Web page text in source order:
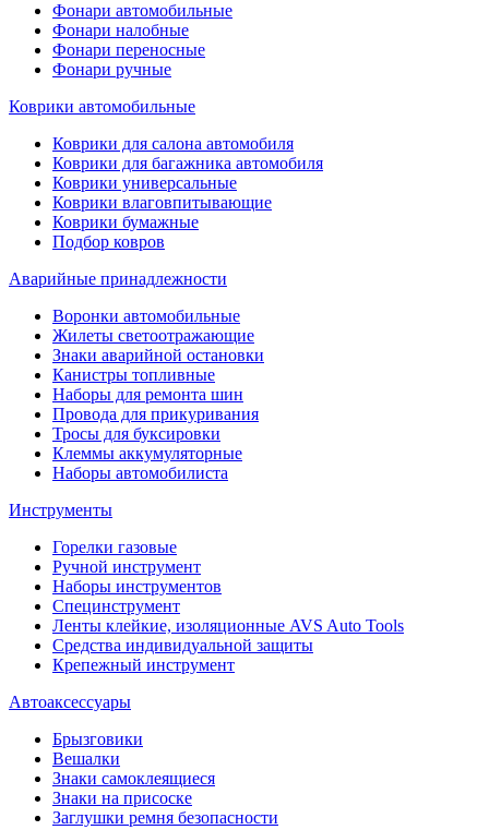
Фонари автомобильные
Фонари налобные
Фонари переносные
Фонари ручные
Коврики автомобильные
Коврики для салона автомобиля
Коврики для багажника автомобиля
Коврики универсальные
Коврики влаговпитывающие
Коврики бумажные
Подбор ковров
Аварийные принадлежности
Воронки автомобильные
Жилеты светоотражающие
Знаки аварийной остановки
Канистры топливные
Наборы для ремонта шин
Провода для прикуривания
Тросы для буксировки
Клеммы аккумуляторные
Наборы автомобилиста
Инструменты
Горелки газовые
Ручной инструмент
Наборы инструментов
Специнструмент
Ленты клейкие, изоляционные AVS Auto Tools
Средства индивидуальной защиты
Крепежный инструмент
Автоаксессуары
Брызговики
Вешалки
Знаки самоклеящиеся
Знаки на присоске
Заглушки ремня безопасности